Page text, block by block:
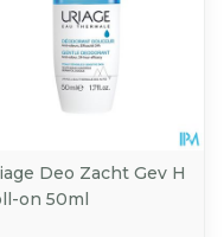
Deo Zacht Gev H
on 50ml